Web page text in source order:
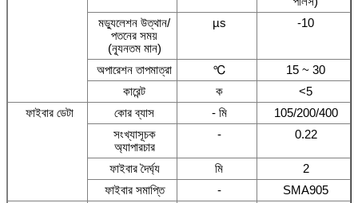
মড্যুলেশন উত্থান/
পতনের সময়
(ন্যূনতম মান)
µs -10
অপারেশন তাপমাত্রা ℃
15 ~ 30
কারেন্ট
ক
<5
ফাইবার ডেটা
কোর ব্যাস - মি
105/200/400
সংখ্যাসূচক
অ্যাপারচার
- 0.22
ফাইবার দৈর্ঘ্য মি
2
ফাইবার সমাপ্তি
-
SMA905